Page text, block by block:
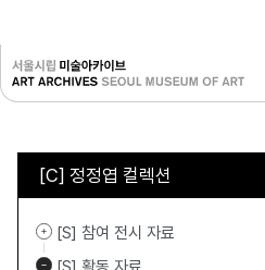
[C] 정정엽 컬렉션
[S] 참여 전시 자료